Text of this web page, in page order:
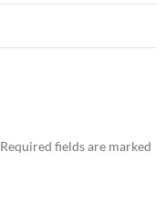
Required fields are marked